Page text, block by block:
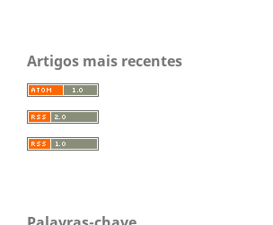
Artigos mais recentes